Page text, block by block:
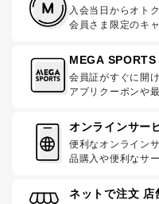
入会当日からオト
会員さま限定のキ
MEGA SPORTS
会員証がすぐに開
アプリクーポンや
オンラインサー
便利なオンライン
品購入や便利なサ
ネットで注文 店